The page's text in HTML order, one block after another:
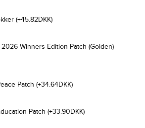
(+45.82DKK)
Winners Edition Patch (Golden)
Patch (+34.64DKK)
Patch (+33.90DKK)